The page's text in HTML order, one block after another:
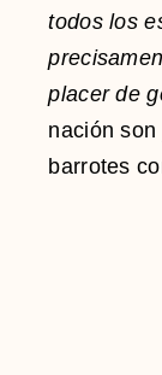
todos los
placer de
nación
barrotes